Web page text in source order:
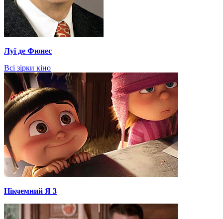
Луї де Фюнес
Всі зірки кіно
Нікчемний Я 3